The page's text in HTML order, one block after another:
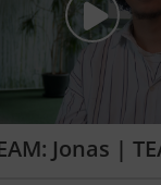
Jonas |